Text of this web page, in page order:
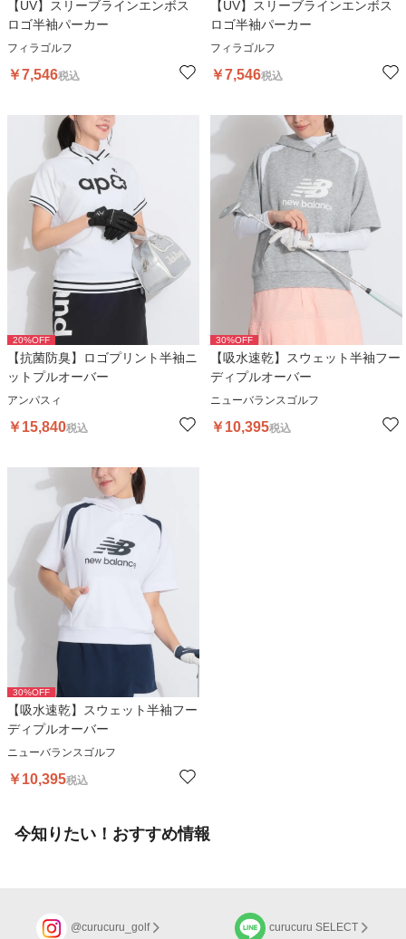
【UV】スリーブラインエンボス
ロゴ半袖パーカー
フィラゴルフ
￥7,546税込
【UV】スリーブラインエンボス
ロゴ半袖パーカー
フィラゴルフ
￥7,546税込
20%OFF
【抗菌防臭】ロゴプリント半袖ニ
ットプルオーバー
アンパスィ
￥15,840税込
30%OFF
【吸水速乾】スウェット半袖フー
ディプルオーバー
ニューバランスゴルフ
￥10,395税込
30%OFF
【吸水速乾】スウェット半袖フー
ディプルオーバー
ニューバランスゴルフ
￥10,395税込
今知りたい！おすすめ情報
@curucuru_golf curucuru SELECT